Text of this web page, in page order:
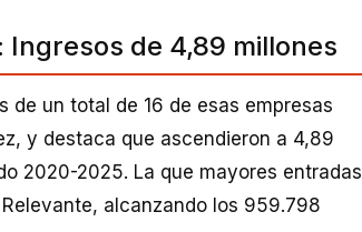
de 4,89 millones
de un total de 16 de esas empresas
y destaca que ascendieron a 4,89
2020-2025. La que mayores entradas
alcanzando los 959.798